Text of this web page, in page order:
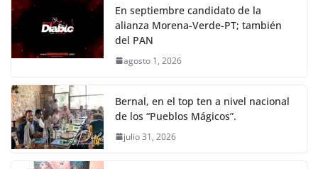
En septiembre candidato de la
alianza Morena-Verde-PT; también
del PAN
agosto 1, 2026
Bernal, en el top ten a nivel nacional
de los “Pueblos Mágicos”.
julio 31, 2026